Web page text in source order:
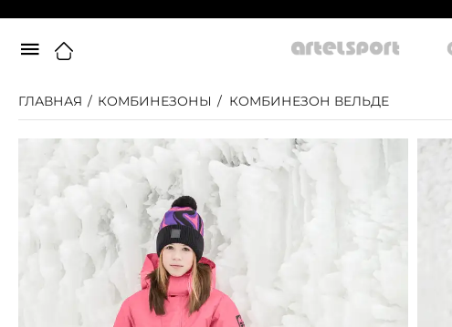
ГЛАВНАЯ / КОМБИНЕЗОНЫ / КОМБИНЕЗОН ВЕЛЬДЕ